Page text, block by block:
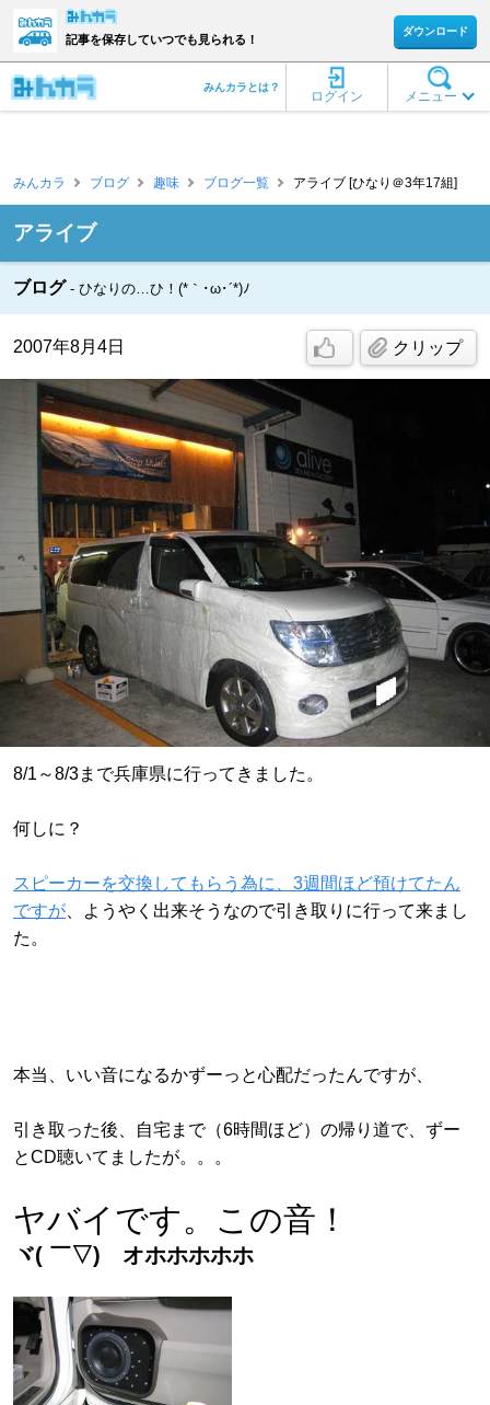
記事を保存していつでも見られる！
ダウンロード
メニュー
ログイン
みんカラとは？
みんカラ ブログ 趣味 ブログ一覧 アライブ [ひなり＠3年17組]
アライブ
ブログ ひなりの…ひ！(*｀･ω･´*)ﾉ
2007年8月4日 クリップ
8/1～8/3まで兵庫県に行ってきました。
何しに？
スピーカーを交換してもらう為に、3週間ほど預けてたん
ですが 、ようやく出来そうなので引き取りに行って来まし
た。
本当、いい音になるかずーっと心配だったんですが、
引き取った後、自宅まで（6時間ほど）の帰り道で、ずー
とCD聴いてましたが。。。
ヤバイです。この音！
ヾ( ￣▽)ゞオホホホホホ